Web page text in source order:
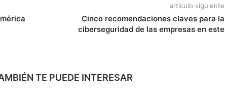
artículo siguiente
Cinco recomendaciones claves para la
ciberseguridad de las empresas en este
TE PUEDE INTERESAR